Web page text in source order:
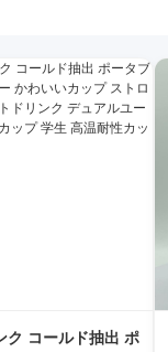
ク コールド抽出 ポ